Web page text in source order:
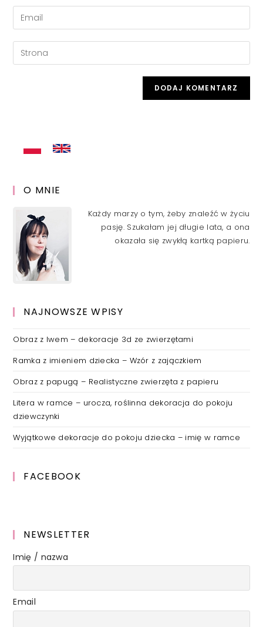
name
or
to
comment
Enter
your
email
address
Enter
your
O MNIE
Każdy marzy o tym, żeby znaleźć w życiu
pasję. Szukałam jej długie lata, a ona
okazała się zwykłą kartką papieru.
NAJNOWSZE WPISY
Obraz z lwem – dekoracje 3d ze zwierzętami
Ramka z imieniem dziecka – Wzór z zajączkiem
Obraz z papugą – Realistyczne zwierzęta z papieru
Litera w ramce – urocza, roślinna dekoracja do pokoju
dziewczynki
Wyjątkowe dekoracje do pokoju dziecka – imię w ramce
FACEBOOK
NEWSLETTER
Imię / nazwa
Email